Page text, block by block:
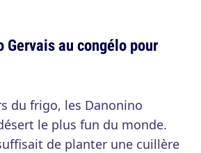
Gervais au congélo pour
du frigo, les Danonino
le plus fun du monde.
de planter une cuillère